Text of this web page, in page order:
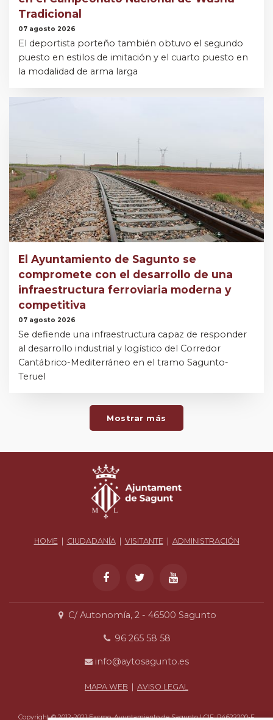
Tradicional
07 agosto 2026
El deportista porteño también obtuvo el segundo
puesto en estilos de imitación y el cuarto puesto en
la modalidad de arma larga
El Ayuntamiento de Sagunto se
compromete con el desarrollo de una
infraestructura ferroviaria moderna y
competitiva
07 agosto 2026
Se defiende una infraestructura capaz de responder
al desarrollo industrial y logístico del Corredor
Cantábrico-Mediterráneo en el tramo Sagunto-
Teruel
Mostrar más
HOME| CIUDADANÍA| VISITANTE| ADMINISTRACIÓN
C/ Autonomía, 2 - 46500 Sagunto
96 265 58 58
info@aytosagunto.es
MAPA WEB AVISO LEGAL
Copyright © 2012-2021 Excmo. Ayuntamiento de Sagunto | CIF: P4622200-F